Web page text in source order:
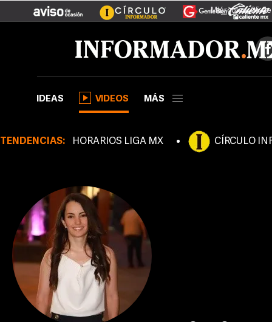
Miércoles, 05
IDEAS VIDEOS MÁS
TENDENCIAS: HORARIOS LIGA MX CÍRCULO